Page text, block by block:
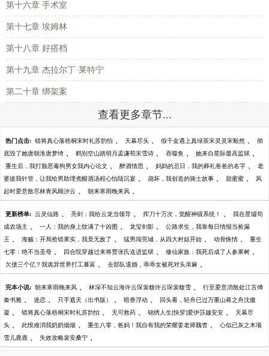
第十六章 手术室
第十七章 埃姆林
第十八章 好搭档
第十九章 杰拉尔丁·莱特宁
第二十章 绑架案
查看更多章节...
热门点击: 错将真心落梧桐宋时礼苏韵怡 、 天幕尽头 、 假千金遇上真绿茶宋灵灵宋毅然 、 彻
底毁了她唐朝淮唐梦绮 、 鹤别空山踏明月孟谦荀宋雪诗 、 吞噬鱼 、 她来自星际最高监狱 、
重生后，我打脸恶毒狗男女我内心论文 、 醉酒情思 、 妈妈的忌日，我的葬礼爸爸的名字 、 老
婆拔我针管，让我给男助理煮醒酒汤程心怡陆沉宴 、 崩坏，我创造的骑士故事 、 甜蜜蜜 、 风
起时爱意散尽林青风顾汐云 、 朝来寒雨晚来风 、
更新榜单: 云灵仙路 、 亮剑：我给云龙当领导 、 挥刀十万次，觉醒神级系统！ 、 我在星墟苟
成农场主 、 一人：我的身上纹满了十凶图 、 龙玺剑影 、 公路求生，我靠每日情报当捡漏
王 、 海贼：开局抢错果实，我竟无敌了 、 猛男闯莞城，从四大村姑开始 、 动骨恢情 、 重生
七零：绝不当圣母 、 四合院穿越过来将贾张氏送进监狱 、 修仙家族：我死后成了人参果树 、
欠债三个亿？我诡异世界打工暴富 、 去部队退婚，乖乖女被死对头亲麻 、
完本小说: 朝来寒雨晚来风 、 林深不知云海许云琛裴馥许云琛裴馥雪 、 行至爱意消散处江言傅
秦书雅 、 迷恋 、 只手遮天（出书版） 、 暗香浮动 、 回头看，轻舟已过万重山蒋之舟沈傲
凝 、 错将真心落梧桐宋时礼苏韵怡 、 无可救药 、 锦绣人生[快穿]爱伊莎越安安 、 天幕尽
头 、 此恨难消我奶奶烟烟 、 重生八零，爸妈！我自有我的荣耀姜老师魏杳 、 心似已灰之木项
雪儿鹿鹿 、 失效攻略裴安桑宁 、